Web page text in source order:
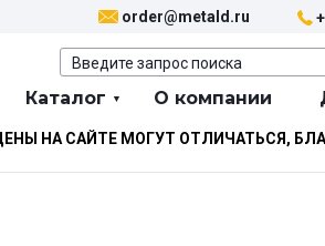
order@metald.ru
Каталог О компании
НА САЙТЕ МОГУТ ОТЛИЧАТЬСЯ,